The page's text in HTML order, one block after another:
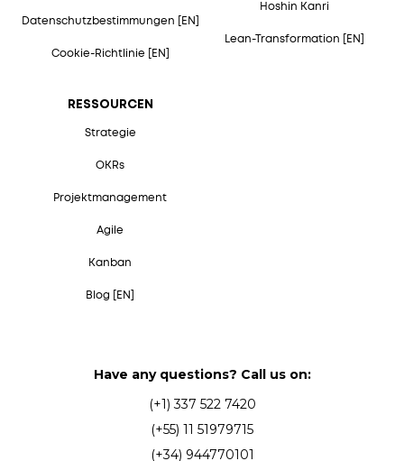
Datenschutzbestimmungen [EN]
Cookie-Richtlinie [EN]
RESSOURCEN
Strategie
OKRs
Projektmanagement
Agile
Kanban
Blog [EN]
Hoshin Kanri
Lean-Transformation [EN]
Have any questions? Call us on:
(+1) 337 522 7420
(+55) 11 51979715
(+34) 944770101